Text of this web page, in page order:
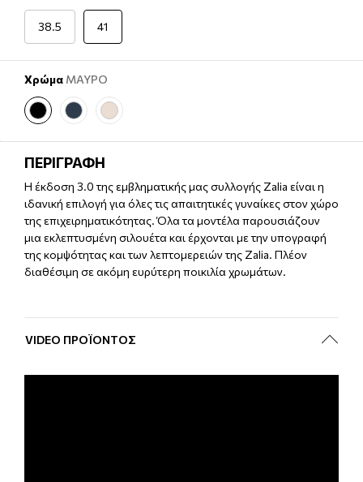
38.5 41
Χρώμα ΜΑΥΡΟ
ΠΕΡΙΓΡΑΦΗ
Η έκδοση 3.0 της εμβληματικής μας συλλογής Zalia είναι η
ιδανική επιλογή για όλες τις απαιτητικές γυναίκες στον χώρο
της επιχειρηματικότητας. Όλα τα μοντέλα παρουσιάζουν
μια εκλεπτυσμένη σιλουέτα και έρχονται με την υπογραφή
της κομψότητας και των λεπτομερειών της Zalia. Πλέον
διαθέσιμη σε ακόμη ευρύτερη ποικιλία χρωμάτων.
VIDEO ΠΡΟΪΌΝΤΟΣ